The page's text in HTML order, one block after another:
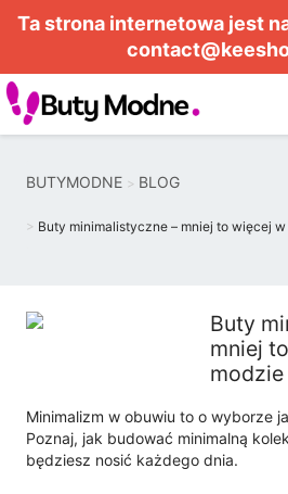
Ta strona internetowa jest
BUTYMODNE BLOG
Buty minimalistyczne – mniej to więcej
Buty
mniej
modzie
Minimalizm w obuwiu to o wyborze
Poznaj, jak budować minimalną
będziesz nosić każdego dnia.